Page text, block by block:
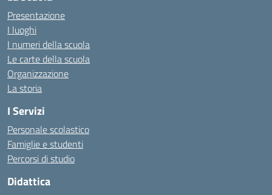
Presentazione
I luoghi
I numeri della scuola
Le carte della scuola
Organizzazione
La storia
I Servizi
Personale scolastico
Famiglie e studenti
Percorsi di studio
Didattica